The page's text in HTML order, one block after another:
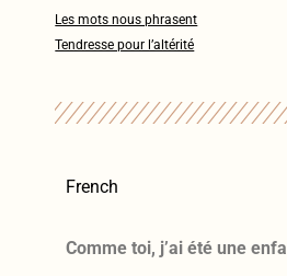
Les mots nous phrasent
Tendresse pour l’altérité
French
Comme toi, j’ai été une